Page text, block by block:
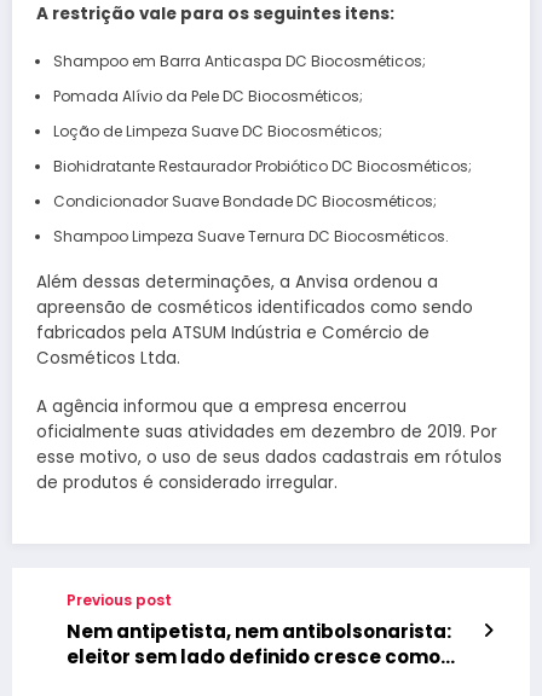
A restrição vale para os seguintes itens:
Shampoo em Barra Anticaspa DC Biocosméticos;
Pomada Alívio da Pele DC Biocosméticos;
Loção de Limpeza Suave DC Biocosméticos;
Biohidratante Restaurador Probiótico DC Biocosméticos;
Condicionador Suave Bondade DC Biocosméticos;
Shampoo Limpeza Suave Ternura DC Biocosméticos.
Além dessas determinações, a Anvisa ordenou a
apreensão de cosméticos identificados como sendo
fabricados pela ATSUM Indústria e Comércio de
Cosméticos Ltda.
A agência informou que a empresa encerrou
oficialmente suas atividades em dezembro de 2019. Por
esse motivo, o uso de seus dados cadastrais em rótulos
de produtos é considerado irregular.
Previous post
Nem antipetista, nem antibolsonarista:
eleitor sem lado definido cresce como